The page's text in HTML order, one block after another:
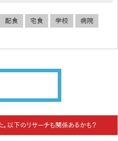
配食 宅食 学校 病院
以下のリサーチも関係あるかも？